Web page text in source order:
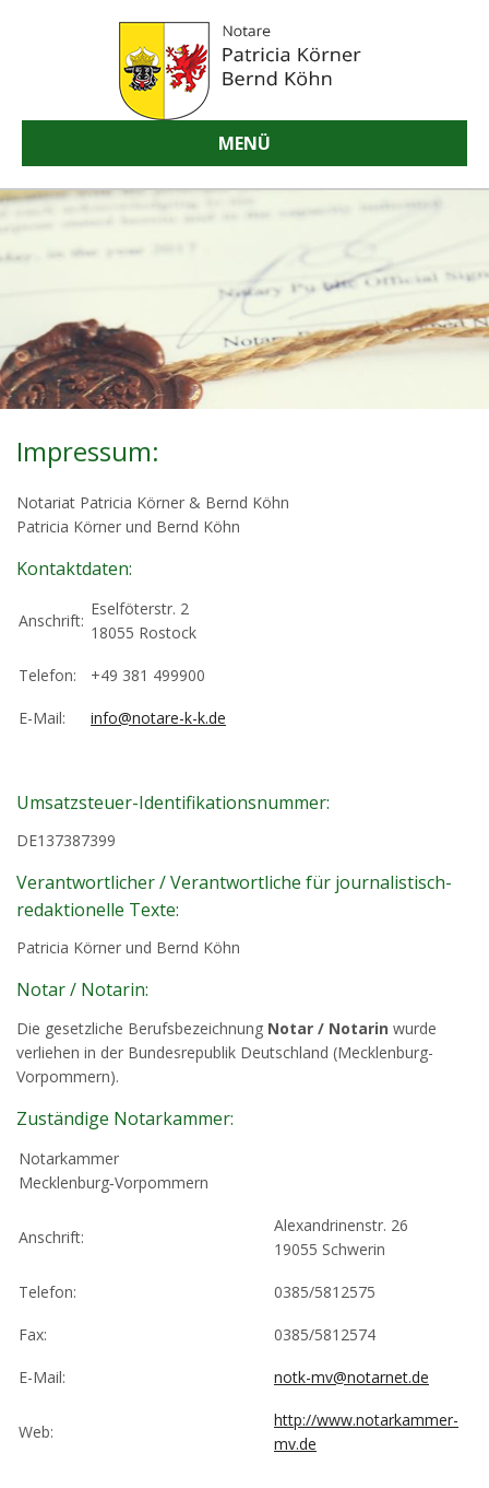
MENÜ
Impressum:
Notariat Patricia Körner & Bernd Köhn
Patricia Körner und Bernd Köhn
Kontaktdaten:
Anschrift:
Eselföterstr. 2
18055 Rostock
Telefon: +49 381 499900
E-Mail: info@notare-k-k.de
Umsatzsteuer-Identifikationsnummer:
DE137387399
Verantwortlicher / Verantwortliche für journalistisch-
redaktionelle Texte:
Patricia Körner und Bernd Köhn
Notar / Notarin:
Die gesetzliche Berufsbezeichnung Notar / Notarin wurde
verliehen in der Bundesrepublik Deutschland (Mecklenburg-
Vorpommern).
Zuständige Notarkammer:
Notarkammer
Mecklenburg‑Vorpommern
Anschrift:
Alexandrinenstr. 26
19055 Schwerin
Telefon: 0385/5812575
Fax: 0385/5812574
E-Mail: notk-mv@notarnet.de
Web:
http://www.notarkammer-
mv.de